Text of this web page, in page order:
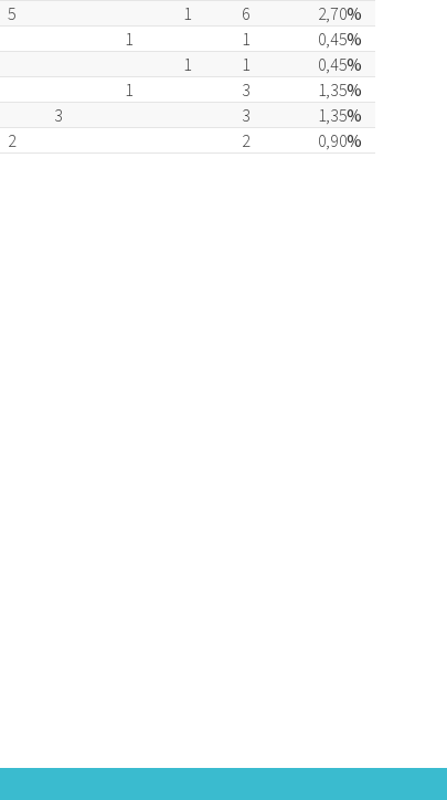
5 1 6 2,70%
1 1 0,45%
1 1 0,45%
1 3 1,35%
3 3 1,35%
2 2 0,90%